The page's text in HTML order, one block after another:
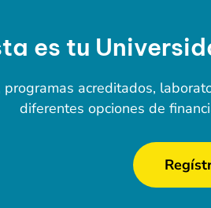
es tu
acreditados,
diferentes opciones de